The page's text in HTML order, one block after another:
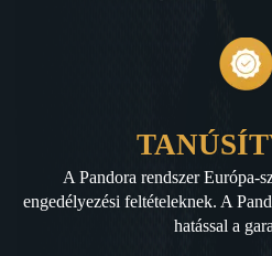
A Pandora rendszer Európa-
engedélyezési feltételeknek. A
hatással a